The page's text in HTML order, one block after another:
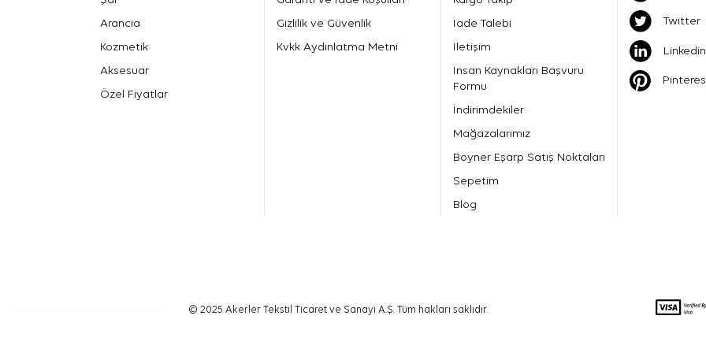
Arancia
Kozmetik
Aksesuar
Özel Fiyatlar
Gizlilik ve Güvenlik
Kvkk Aydınlatma Metni
İade Talebi
İletişim
İnsan Kaynakları Başvuru
Formu
İndirimdekiler
Mağazalarımız
Boyner Eşarp Satış Noktaları
Sepetim
Blog
Twitter
Linkedin
© 2025 Akerler Tekstil Ticaret ve Sanayi A.Ş. Tüm hakları saklıdır.